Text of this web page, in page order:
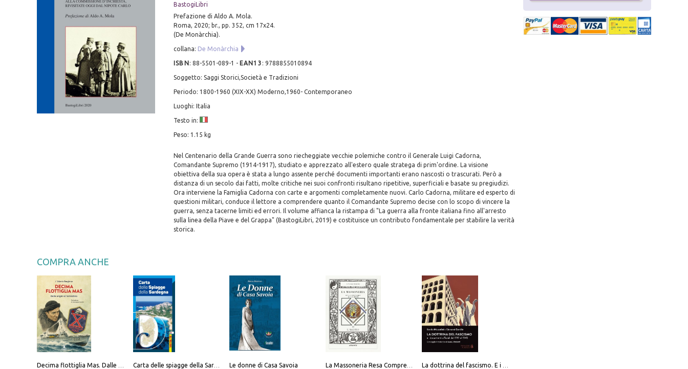
BastogiLibri
Prefazione di Aldo A. Mola.
Roma, 2020; br., pp. 352, cm 17x24.
(De Monàrchia).
collana: De Monàrchia
ISBN : 88-5501-089-1 - EAN13 : 9788855010894
Soggetto: Saggi Storici,Società e Tradizioni
Periodo: 1800-1960 (XIX-XX) Moderno,1960- Contemporaneo
Luoghi: Italia
Testo in:
Peso: 1.15 kg
Nel Centenario della Grande Guerra sono riecheggiate vecchie polemiche contro il Generale Luigi Cadorna,
Comandante Supremo (1914-1917), studiato e apprezzato all'estero quale stratega di prim'ordine. La visione
obiettiva della sua opera è stata a lungo assente perché documenti importanti erano nascosti o trascurati. Però a
distanza di un secolo dai fatti, molte critiche nei suoi confronti risultano ripetitive, superficiali e basate su pregiudizi.
Ora interviene la Famiglia Cadorna con carte e argomenti completamente nuovi. Carlo Cadorna, militare ed esperto di
questioni militari, conduce il lettore a comprendere quanto il Comandante Supremo decise con lo scopo di vincere la
guerra, senza tacerne limiti ed errori. Il volume affianca la ristampa di "La guerra alla fronte italiana fino all'arresto
sulla linea della Piave e del Grappa" (BastogiLibri, 2019) e costituisce un contributo fondamentale per stabilire la verità
storica.
COMPRA ANCHE
Le donne di Casa Savoia
modulo di iscrizione